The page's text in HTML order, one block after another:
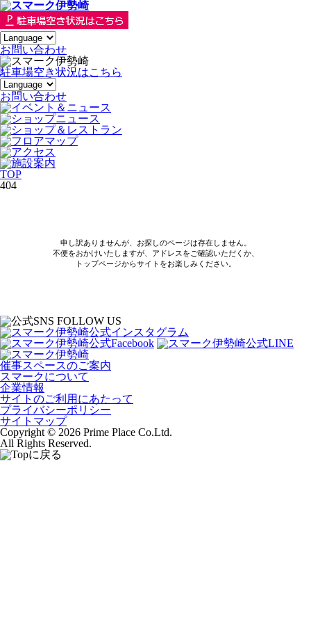
お問い合わせ
駐車場空き状況はこちら
お問い合わせ
TOP
404
申し訳ありませんが、お探しのページは存在しません。
不便をおかけいたしますが、アドレスをご確認いただくか、
トップページからサイトをお楽しみください。
催事スペースのご案内
スマークについて
企業情報
サイトのご利用にあたって
プライバシーポリシー
サイトマップ
Copyright © 2026 Prime Place Co.Ltd.
All Rights Reserved.